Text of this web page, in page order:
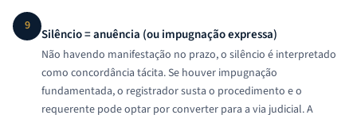
9
Silêncio = anuência (ou impugnação expressa)
Não havendo manifestação no prazo, o silêncio é interpretado
como concordância tácita. Se houver impugnação
fundamentada, o registrador susta o procedimento e o
requerente pode optar por converter para a via judicial. A